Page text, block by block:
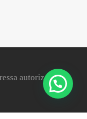
autorização da